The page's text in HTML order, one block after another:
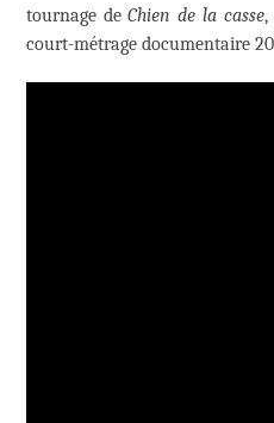
tournage deChien de la casse,
court-métrage documentaire